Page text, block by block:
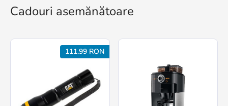
Cadouri asemănătoare
111.99 RON